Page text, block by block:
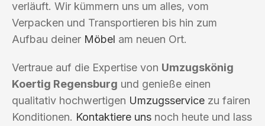
verläuft. Wir kümmern uns um alles, vom
Verpacken und Transportieren bis hin zum
Aufbau deiner Möbel am neuen Ort.
Vertraue auf die Expertise von Umzugskönig
Koertig Regensburg und genieße einen
qualitativ hochwertigen Umzugsservice zu fairen
Konditionen. Kontaktiere uns noch heute und lass